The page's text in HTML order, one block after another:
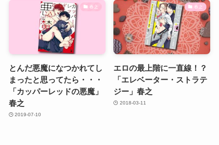
春之
とんだ悪魔になつかれてし
まったと思ってたら・・・
「カッパーレッドの悪魔」
春之
2019-07-10
春之
エロの最上階に一直線！？
「エレベーター・ストラテ
ジー」春之
2018-03-11